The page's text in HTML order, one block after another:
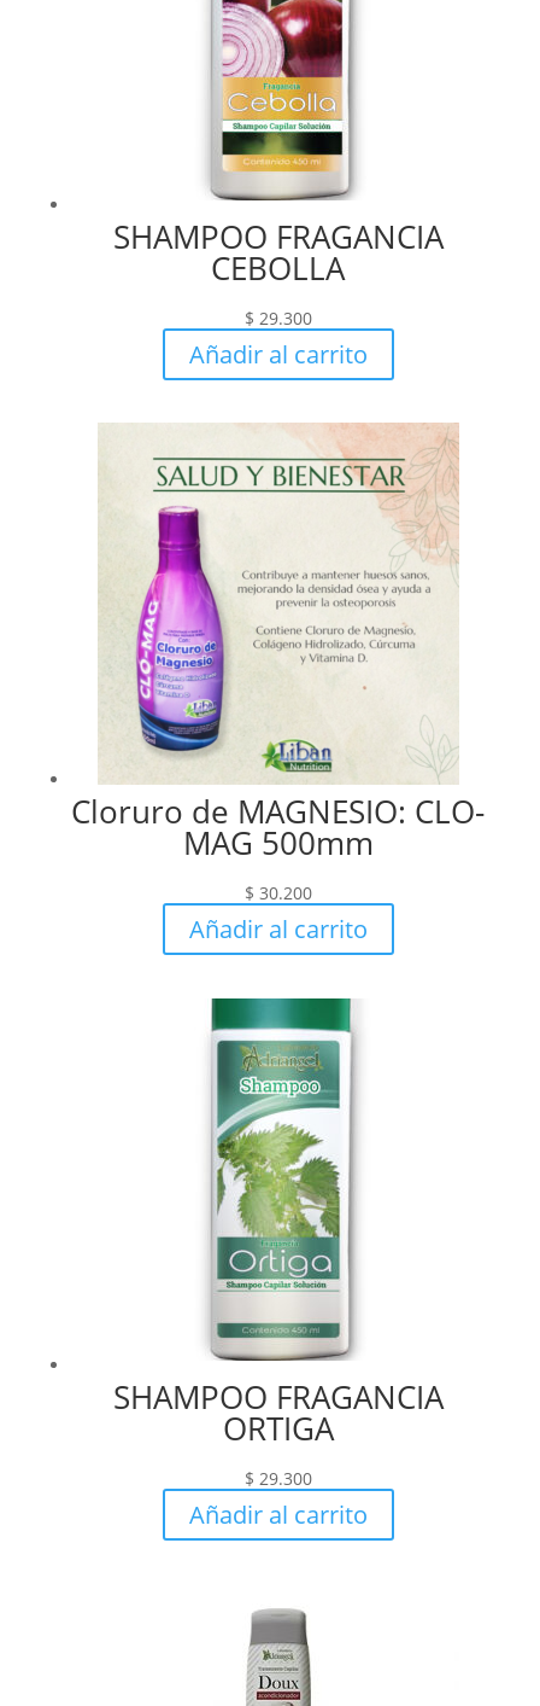
SHAMPOO FRAGANCIA
CEBOLLA
$ 29.300
Añadir al carrito
Cloruro de MAGNESIO: CLO-
MAG 500mm
$ 30.200
Añadir al carrito
SHAMPOO FRAGANCIA
ORTIGA
$ 29.300
Añadir al carrito